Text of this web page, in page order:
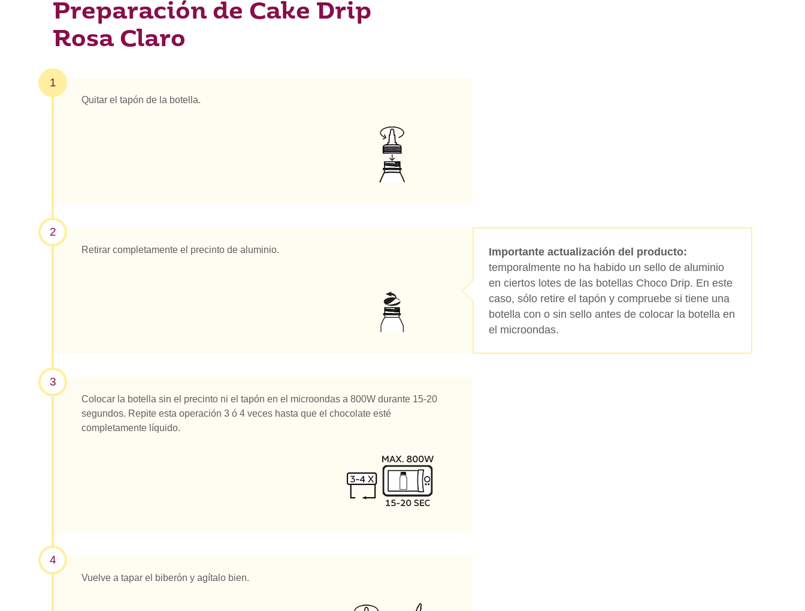
Preparación de Cake Drip
Rosa Claro
1
Quitar el tapón de la botella.
2
Retirar completamente el precinto de aluminio.
Importante actualización del producto:
temporalmente no ha habido un sello de aluminio
en ciertos lotes de las botellas Choco Drip. En este
caso, sólo retire el tapón y compruebe si tiene una
botella con o sin sello antes de colocar la botella en
el microondas.
3
Colocar la botella sin el precinto ni el tapón en el microondas a 800W durante 15-20
segundos. Repite esta operación 3 ó 4 veces hasta que el chocolate esté
completamente líquido.
4
Vuelve a tapar el biberón y agítalo bien.